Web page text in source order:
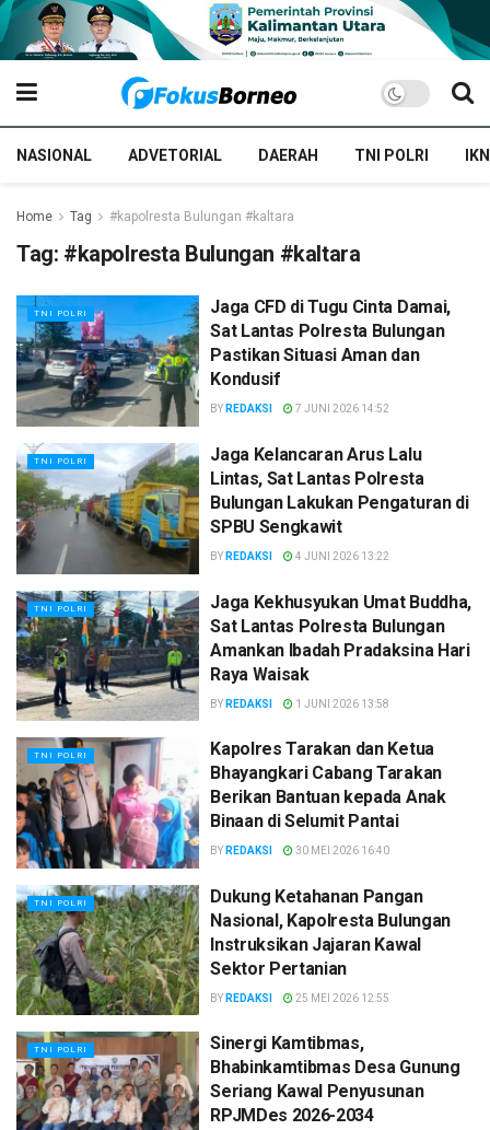
NASIONAL ADVETORIAL DAERAH TNI POLRI IKN
Home Tag #kapolresta Bulungan #kaltara
Tag: #kapolresta Bulungan #kaltara
TNI POLRI
Jaga CFD di Tugu Cinta Damai,
Sat Lantas Polresta Bulungan
Pastikan Situasi Aman dan
Kondusif
BY REDAKSI 7 JUNI 2026 14:52
TNI POLRI
Jaga Kelancaran Arus Lalu
Lintas, Sat Lantas Polresta
Bulungan Lakukan Pengaturan di
SPBU Sengkawit
BY REDAKSI 4 JUNI 2026 13:22
TNI POLRI
Jaga Kekhusyukan Umat Buddha,
Sat Lantas Polresta Bulungan
Amankan Ibadah Pradaksina Hari
Raya Waisak
BY REDAKSI 1 JUNI 2026 13:58
TNI POLRI
Kapolres Tarakan dan Ketua
Bhayangkari Cabang Tarakan
Berikan Bantuan kepada Anak
Binaan di Selumit Pantai
BY REDAKSI 30 MEI 2026 16:40
TNI POLRI
Dukung Ketahanan Pangan
Nasional, Kapolresta Bulungan
Instruksikan Jajaran Kawal
Sektor Pertanian
BY REDAKSI 25 MEI 2026 12:55
TNI POLRI
Sinergi Kamtibmas,
Bhabinkamtibmas Desa Gunung
Seriang Kawal Penyusunan
RPJMDes 2026-2034